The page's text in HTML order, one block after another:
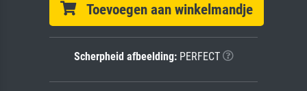
Toevoegen aan winkelmandje
Scherpheid afbeelding:PERFECT